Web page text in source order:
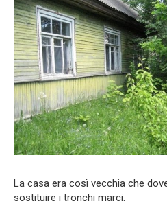
La casa era così vecchia che
sostituire i tronchi marci.